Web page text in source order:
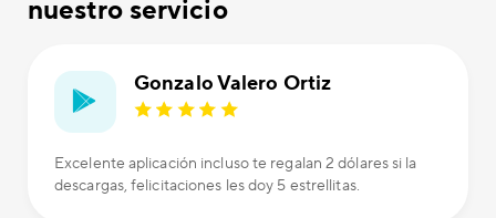
nuestro servicio
Gonzalo Valero Ortiz
Excelente aplicación incluso te regalan 2 dólares si la
descargas, felicitaciones les doy 5 estrellitas.